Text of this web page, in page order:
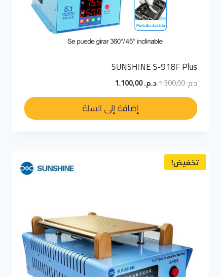
SUNSHINE S-918F Plus
د.م.1.300,00
السعر
الأصلي
د.م. 1.300,00.
د.م.1.100,00
الحالي
هو:
د.م. 1.100,00.
إضافة إلى السلة
تخفيض!